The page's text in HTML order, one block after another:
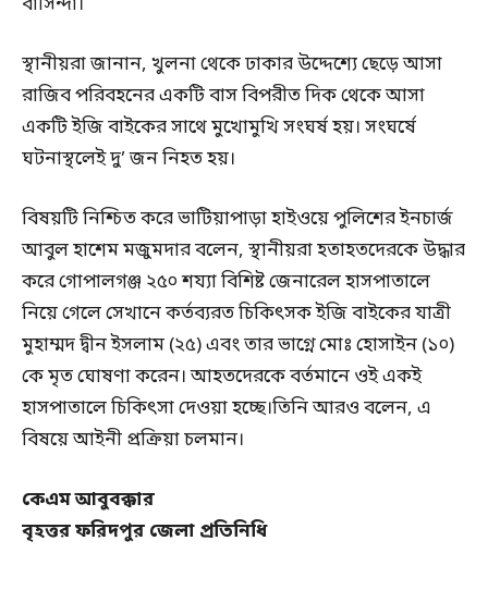
স্থানীয়রা জানান, খুলনা থেকে ঢাকার উদ্দেশ্যে ছেড়ে আসা
রাজিব পরিবহনের একটি বাস বিপরীত দিক থেকে আসা
একটি ইজি বাইকের সাথে মুখোমুখি সংঘর্ষ হয়। সংঘর্ষে
ঘটনাস্থলেই দু’ জন নিহত হয়।
বিষয়টি নিশ্চিত করে ভাটিয়াপাড়া হাইওয়ে পুলিশের ইনচার্জ
আবুল হাশেম মজুমদার বলেন, স্থানীয়রা হতাহতদেরকে উদ্ধার
করে গোপালগঞ্জ ২৫০ শয্যা বিশিষ্ট জেনারেল হাসপাতালে
নিয়ে গেলে সেখানে কর্তব্যরত চিকিৎসক ইজি বাইকের যাত্রী
মুহাম্মদ দ্বীন ইসলাম (২৫) এবং তার ভাগ্নে মোঃ হোসাইন (১০)
কে মৃত ঘোষণা করেন। আহতদেরকে বর্তমানে ওই একই
হাসপাতালে চিকিৎসা দেওয়া হচ্ছে।তিনি আরও বলেন, এ
বিষয়ে আইনী প্রক্রিয়া চলমান।
কেএম আবুবক্কার
বৃহত্তর ফরিদপুর জেলা প্রতিনিধি